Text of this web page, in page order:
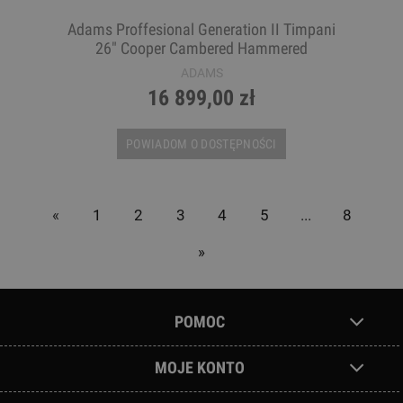
Adams Proffesional Generation II Timpani
26" Cooper Cambered Hammered
ADAMS
16 899,00 zł
POWIADOM O DOSTĘPNOŚCI
« 1 2 3 4 5 ... 8
»
POMOC
MOJE KONTO